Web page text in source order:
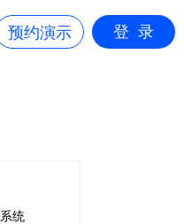
预约演示 登录
统